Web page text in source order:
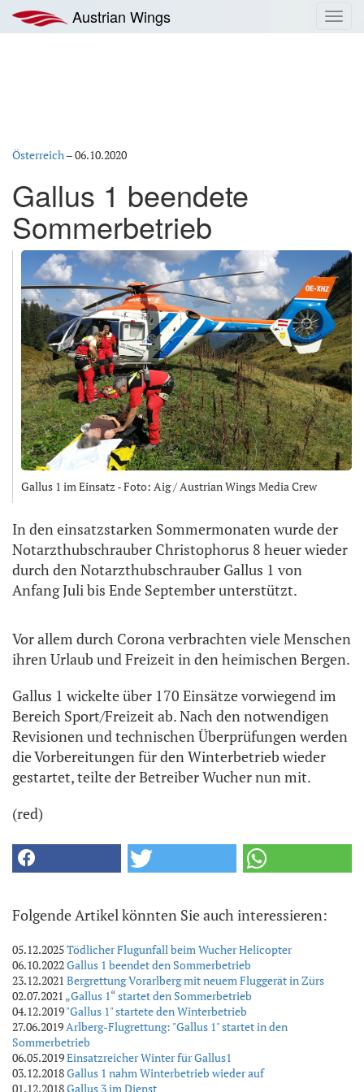
Inhalt
springen
Austrian Wings
Österreich–06.10.2020
Gallus 1 beendete
Sommerbetrieb
Gallus 1 im Einsatz - Foto: Aig / Austrian Wings Media Crew
In den einsatzstarken Sommermonaten wurde der
Notarzthubschrauber Christophorus 8 heuer wieder
durch den Notarzthubschrauber Gallus 1 von
Anfang Juli bis Ende September unterstützt.
Vor allem durch Corona verbrachten viele Menschen
ihren Urlaub und Freizeit in den heimischen Bergen.
Gallus 1 wickelte über 170 Einsätze vorwiegend im
Bereich Sport/Freizeit ab. Nach den notwendigen
Revisionen und technischen Überprüfungen werden
die Vorbereitungen für den Winterbetrieb wieder
gestartet, teilte der Betreiber Wucher nun mit.
(red)
Folgende Artikel könnten Sie auch interessieren:
05.12.2025Tödlicher Flugunfall beim Wucher Helicopter
06.10.2022Gallus 1 beendet den Sommerbetrieb
23.12.2021 Bergrettung Vorarlberg mit neuem Fluggerät in Zürs
02.07.2021 „Gallus 1“ startet den Sommerbetrieb
04.12.2019"Gallus 1" startete den Winterbetrieb
27.06.2019Arlberg-Flugrettung: "Gallus 1" startet in den
Sommerbetrieb
06.05.2019Einsatzreicher Winter für Gallus1
03.12.2018Gallus 1 nahm Winterbetrieb wieder auf
01.12.2018Gallus 3 im Dienst